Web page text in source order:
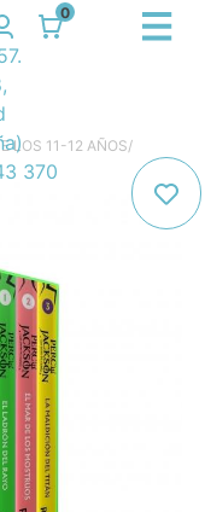
0
370
LOS 11-12 AÑOS/